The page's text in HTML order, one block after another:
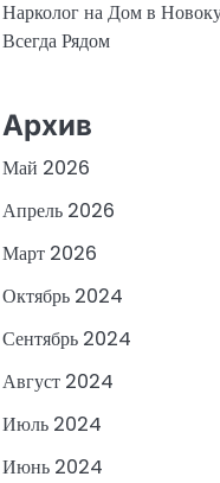
Нарколог на Дом в
Всегда Рядом
Архив
Май 2026
Апрель 2026
Март 2026
Октябрь 2024
Сентябрь 2024
Август 2024
Июль 2024
Июнь 2024